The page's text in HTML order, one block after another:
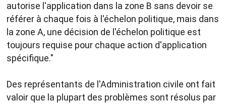
autorise l'application dans la zone B sans devoir se
référer à chaque fois à l'échelon politique, mais dans
la zone A, une décision de l'échelon politique est
toujours requise pour chaque action d'application
spécifique."
Des représentants de l'Administration civile ont fait
valoir que la plupart des problèmes sont résolus par